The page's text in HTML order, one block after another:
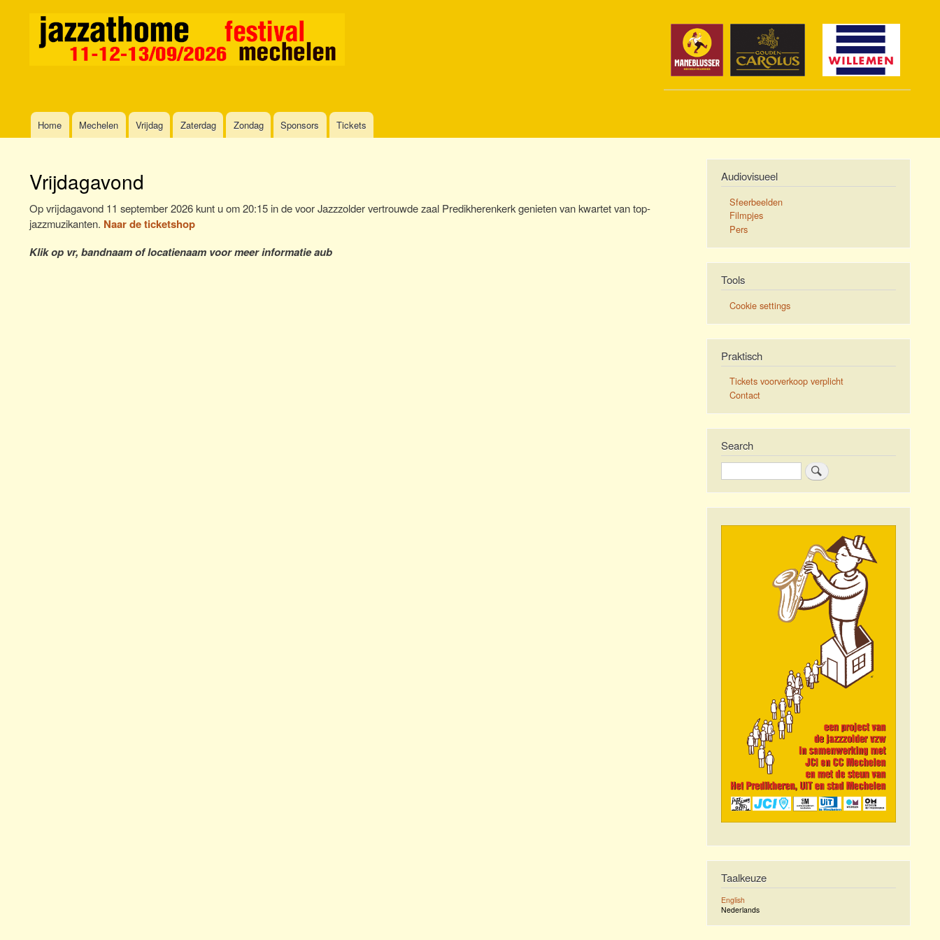
MainHome Mechelen Vrijdag Zaterdag Zondag Sponsors Tickets
Vrijdagavond
Op vrijdagavond 11 september 2026 kunt u om 20:15 in de voor Jazzzolder vertrouwde zaal Predikherenkerk genieten van kwartet van top-
jazzmuzikanten. Naar de ticketshop
Klik op vr, bandnaam of locatienaam voor meer informatie aub
Audiovisueel
Sfeerbeelden
Filmpjes
Pers
Tools
Cookie settings
Praktisch
Tickets voorverkoop verplicht
Contact
Search
Zoeken
Taalkeuze
English
Nederlands